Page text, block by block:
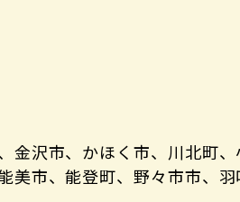
金沢市、かほく市、川北町
美市、能登町、野々市市、